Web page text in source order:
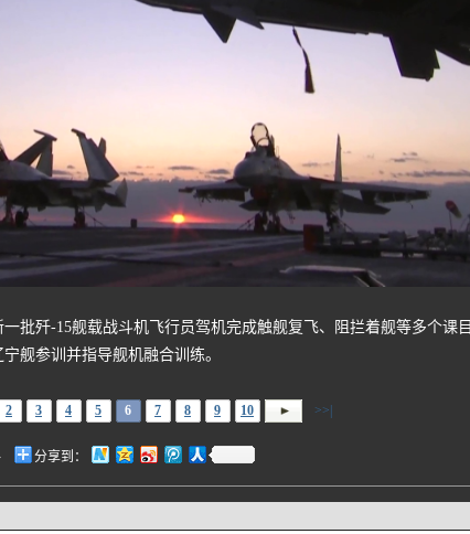
歼-15舰载战斗机飞行员驾机完成触舰复飞、阻拦着舰等多个课目
舰参训并指导舰机融合训练。
2 3 4 5 6 7 8 9 10 >>|
分享到：